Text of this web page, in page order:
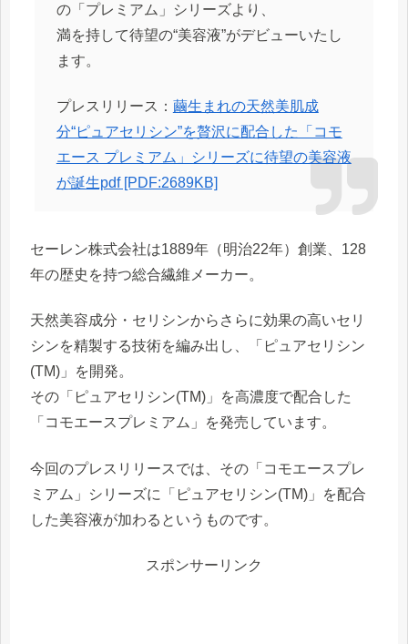
の「プレミアム」シリーズより、
満を持して待望の“美容液”がデビューいたし
ます。
プレスリリース： 繭生まれの天然美肌成
分“ピュアセリシン”を贅沢に配合した「コモ
エース プレミアム」シリーズに待望の美容液
が誕生pdf [PDF:2689KB]
セーレン株式会社は1889年（明治22年）創業、128
年の歴史を持つ総合繊維メーカー。
天然美容成分・セリシンからさらに効果の高いセリ
シンを精製する技術を編み出し、「ピュアセリシン
(TM)」を開発。
その「ピュアセリシン(TM)」を高濃度で配合した
「コモエースプレミアム」を発売しています。
今回のプレスリリースでは、その「コモエースプレ
ミアム」シリーズに「ピュアセリシン(TM)」を配合
した美容液が加わるというものです。
スポンサーリンク